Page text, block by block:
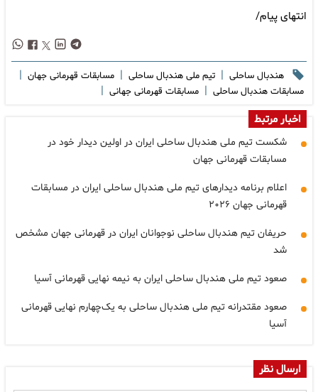
انتهای پیام/
هندبال ساحلی | تیم ملی هندبال ساحلی | مسابقات قهرمانی جهان |
مسابقات هندبال ساحلی | مسابقات قهرمانی جهانی |
اخبار مرتبط
شکست تیم ملی هندبال ساحلی ایران در اولین دیدار خود در
مسابقات قهرمانی جهان
اعلام برنامه دیدارهای تیم ملی هندبال ساحلی ایران در مسابقات
قهرمانی جهان ۲۰۲۶
حریفان تیم هندبال ساحلی نوجوانان ایران در قهرمانی جهان مشخص
شد
صعود تیم ملی هندبال ساحلی ایران به نیمه نهایی قهرمانی آسیا
صعود مقتدرانه تیم ملی هندبال ساحلی به یک‌چهارم نهایی قهرمانی
آسیا
ارسال نظر